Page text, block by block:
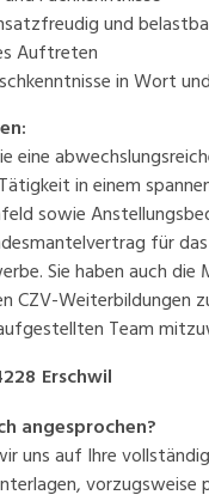
und
Auftreten
in Wort
eine
in einem
sowie
für das
Sie haben auch die
CZV-Weiterbildungen
Team
Erschwil
angesprochen?
uns auf Ihre
vorzugsweise